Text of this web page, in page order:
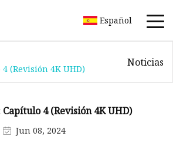
Español
(Revisión 4K UHD)
Noticias
4 (Revisión 4K UHD)
Jun 08, 2024